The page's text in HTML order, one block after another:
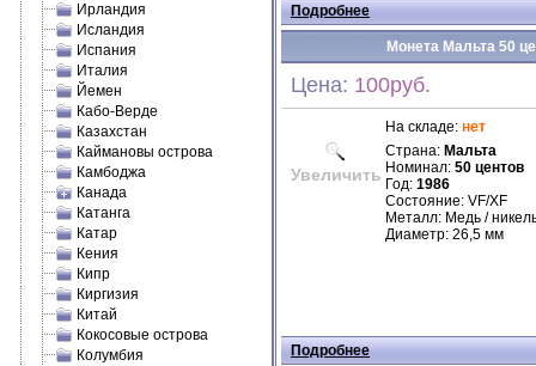
Ирландия
Исландия
Испания
Италия
Йемен
Кабо-Верде
Казахстан
Каймановы острова
Камбоджа
Канада
Катанга
Катар
Кения
Кипр
Киргизия
Китай
Кокосовые острова
Колумбия
Подробнее
Монета Мальта 50
Цена: 100руб.
Увеличить
На складе: нет
Страна: Мальта
Номинал: 50 центов
Год: 1986
Состояние: VF/XF
Металл: Медь /
Диаметр: 26,5 мм
Подробнее